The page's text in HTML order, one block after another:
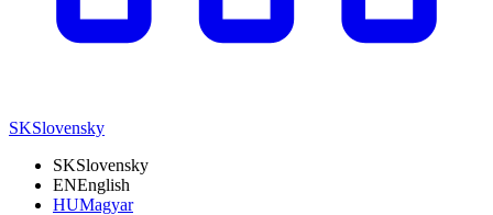
SKSlovensky
SKSlovensky
ENEnglish
HUMagyar